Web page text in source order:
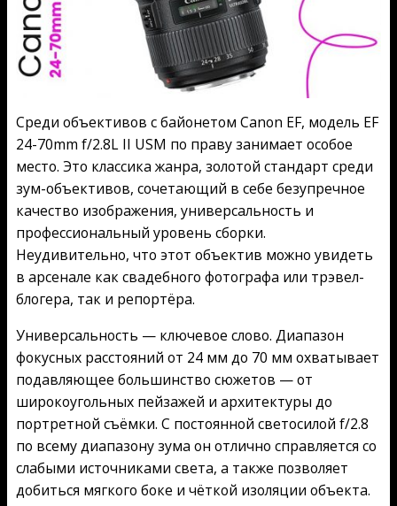
Среди объективов с байонетом Canon EF, модель EF
24-70mm f/2.8L II USM по праву занимает особое
место. Это классика жанра, золотой стандарт среди
зум-объективов, сочетающий в себе безупречное
качество изображения, универсальность и
профессиональный уровень сборки.
Неудивительно, что этот объектив можно увидеть
в арсенале как свадебного фотографа или трэвел-
блогера, так и репортёра.
Универсальность — ключевое слово. Диапазон
фокусных расстояний от 24 мм до 70 мм охватывает
подавляющее большинство сюжетов — от
широкоугольных пейзажей и архитектуры до
портретной съёмки. С постоянной светосилой f/2.8
по всему диапазону зума он отлично справляется со
слабыми источниками света, а также позволяет
добиться мягкого боке и чёткой изоляции объекта.